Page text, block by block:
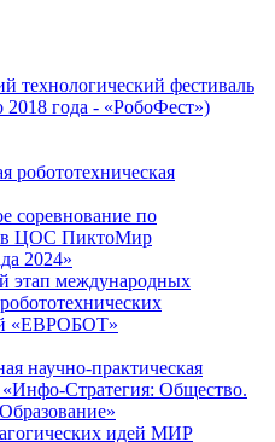
технологический фестиваль
2018 года - «РобоФест»)
робототехническая
соревнование по
в ЦОС ПиктоМир
2024»
этап международных
«ЕВРОБОТ»
научно-практическая
Стратегия: Общество.
идей МИР